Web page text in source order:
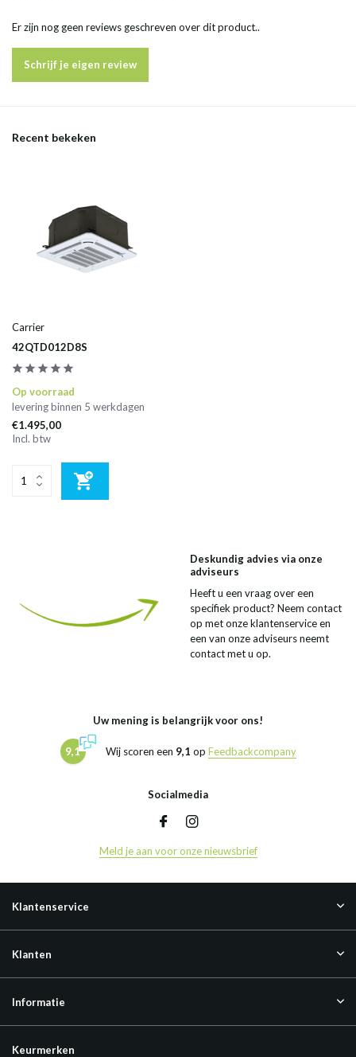
Er zijn nog geen reviews geschreven over dit product..
Schrijf je eigen review
Recent bekeken
Carrier
42QTD012D8S
Op voorraad
levering binnen 5 werkdagen
€1.495,00
Incl. btw
Deskundig advies via onze
adviseurs
Heeft u een vraag over een
specifiek product? Neem contact
op met onze klantenservice en
een van onze adviseurs neemt
contact met u op.
Uw mening is belangrijk voor ons!
9,1 Wij scoren een 9,1 op Feedbackcompany
Socialmedia
Meld je aan voor onze nieuwsbrief
Klantenservice
Klanten
Informatie
Keurmerken